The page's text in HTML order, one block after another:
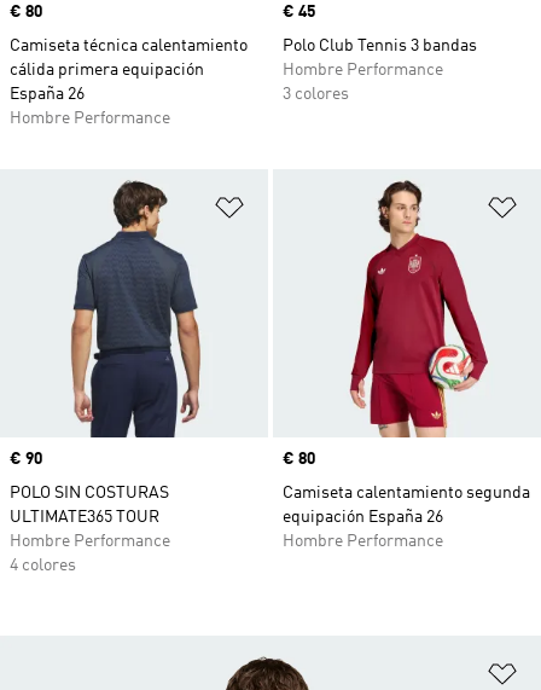
Precio
€ 80
Camiseta técnica calentamiento
cálida primera equipación
España 26
Hombre Performance
Precio
€ 45
Polo Club Tennis 3 bandas
Hombre Performance
3 colores
Añadir a la lista de deseos
Precio
€ 90
POLO SIN COSTURAS
ULTIMATE365 TOUR
Hombre Performance
4 colores
Precio
€ 80
Camiseta calentamiento segunda
equipación España 26
Hombre Performance